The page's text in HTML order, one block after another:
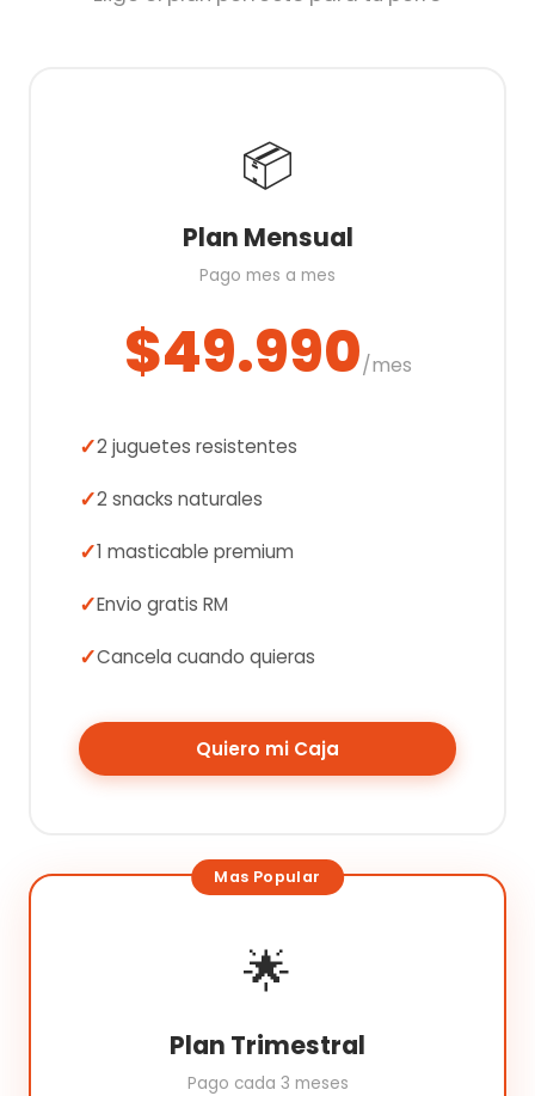
📦
Plan Mensual
Pago mes a mes
$49.990/mes
2 juguetes resistentes
2 snacks naturales
1 masticable premium
Envio gratis RM
Cancela cuando quieras
Quiero mi Caja
🌟
Plan Trimestral
Pago cada 3 meses